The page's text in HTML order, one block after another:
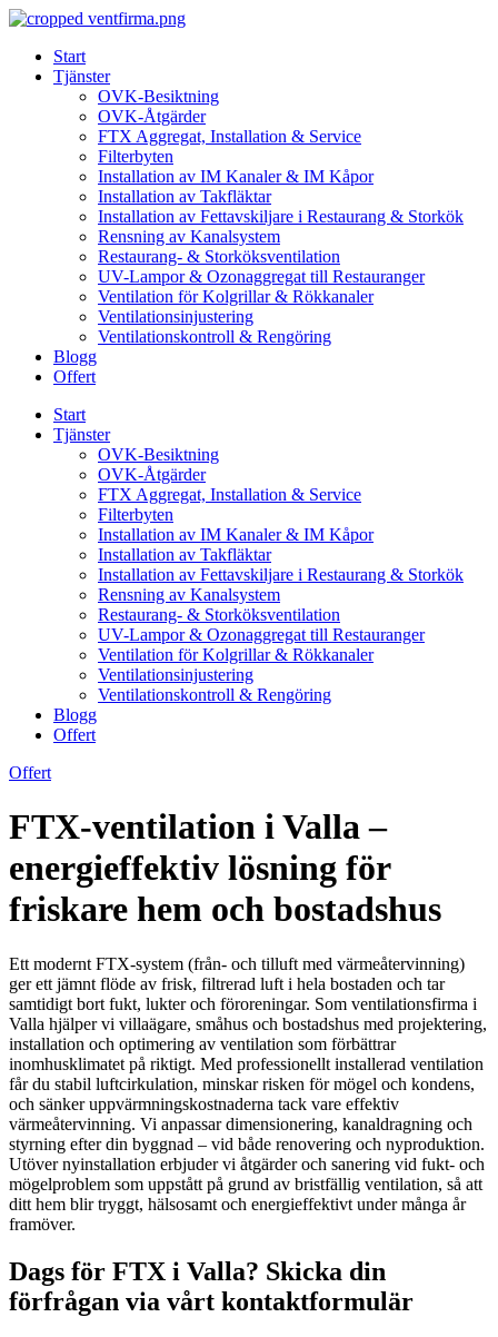
Skip
contentStart
Tjänster
OVK-Besiktning
OVK-Åtgärder
FTX Aggregat, Installation & Service
Filterbyten
Installation av IM Kanaler & IM Kåpor
Installation av Takfläktar
Installation av Fettavskiljare i Restaurang & Storkök
Rensning av Kanalsystem
Restaurang- & Storköksventilation
UV-Lampor & Ozonaggregat till Restauranger
Ventilation för Kolgrillar & Rökkanaler
Ventilationsinjustering
Ventilationskontroll & Rengöring
Blogg
Offert
Start
Tjänster
OVK-Besiktning
OVK-Åtgärder
FTX Aggregat, Installation & Service
Filterbyten
Installation av IM Kanaler & IM Kåpor
Installation av Takfläktar
Installation av Fettavskiljare i Restaurang & Storkök
Rensning av Kanalsystem
Restaurang- & Storköksventilation
UV-Lampor & Ozonaggregat till Restauranger
Ventilation för Kolgrillar & Rökkanaler
Ventilationsinjustering
Ventilationskontroll & Rengöring
Blogg
Offert
Offert
FTX-ventilation i Valla –
energieffektiv lösning för
friskare hem och bostadshus
Ett modernt FTX-system (från- och tilluft med värmeåtervinning)
ger ett jämnt flöde av frisk, filtrerad luft i hela bostaden och tar
samtidigt bort fukt, lukter och föroreningar. Som ventilationsfirma i
Valla hjälper vi villaägare, småhus och bostadshus med projektering,
installation och optimering av ventilation som förbättrar
inomhusklimatet på riktigt. Med professionellt installerad ventilation
får du stabil luftcirkulation, minskar risken för mögel och kondens,
och sänker uppvärmningskostnaderna tack vare effektiv
värmeåtervinning. Vi anpassar dimensionering, kanaldragning och
styrning efter din byggnad – vid både renovering och nyproduktion.
Utöver nyinstallation erbjuder vi åtgärder och sanering vid fukt- och
mögelproblem som uppstått på grund av bristfällig ventilation, så att
ditt hem blir tryggt, hälsosamt och energieffektivt under många år
framöver.
Dags för FTX i Valla? Skicka din
förfrågan via vårt kontaktformulär